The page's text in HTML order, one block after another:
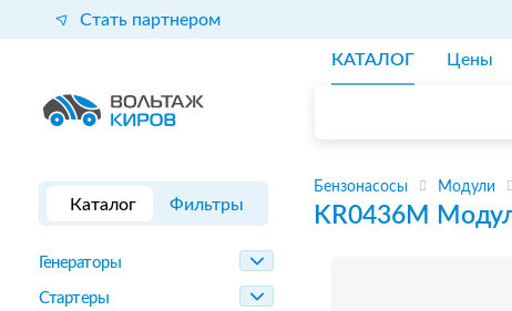
Стать партнером
КАТАЛОГ Цены
Каталог Фильтры
Генераторы
Стартеры
Бензонасосы Модули
KR0436M